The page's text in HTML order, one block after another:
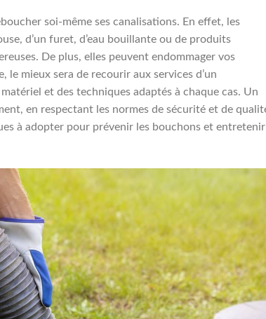
soi-même ses canalisations. En effet, les
d’un furet, d’eau bouillante ou de produits
De plus, elles peuvent endommager vos
le mieux sera de recourir aux services d’un
et des techniques adaptés à chaque cas. Un
en respectant les normes de sécurité et de
à adopter pour prévenir les bouchons et entretenir